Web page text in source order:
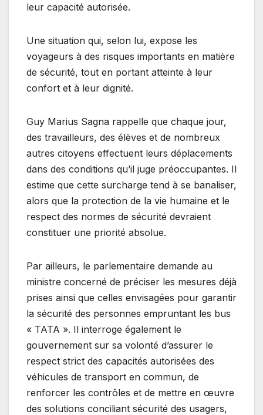
leur capacité autorisée.
Une situation qui, selon lui, expose les
voyageurs à des risques importants en matière
de sécurité, tout en portant atteinte à leur
confort et à leur dignité.
Guy Marius Sagna rappelle que chaque jour,
des travailleurs, des élèves et de nombreux
autres citoyens effectuent leurs déplacements
dans des conditions qu’il juge préoccupantes. Il
estime que cette surcharge tend à se banaliser,
alors que la protection de la vie humaine et le
respect des normes de sécurité devraient
constituer une priorité absolue.
Par ailleurs, le parlementaire demande au
ministre concerné de préciser les mesures déjà
prises ainsi que celles envisagées pour garantir
la sécurité des personnes empruntant les bus
« TATA ». Il interroge également le
gouvernement sur sa volonté d’assurer le
respect strict des capacités autorisées des
véhicules de transport en commun, de
renforcer les contrôles et de mettre en œuvre
des solutions conciliant sécurité des usagers,